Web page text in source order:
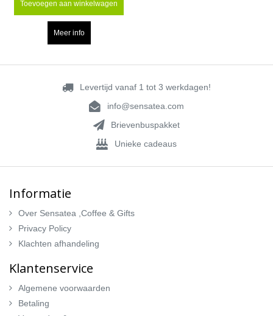
Toevoegen aan winkelwagen
Meer info
Levertijd vanaf 1 tot 3 werkdagen!
info@sensatea.com
Brievenbuspakket
Unieke cadeaus
Informatie
Over Sensatea ,Coffee & Gifts
Privacy Policy
Klachten afhandeling
Klantenservice
Algemene voorwaarden
Betaling